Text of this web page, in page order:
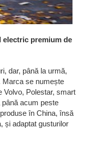
electric premium de
dar, până la urmă,
Marca se numește
Volvo, Polestar, smart
acum peste
în China, însă
și adaptat gusturilor